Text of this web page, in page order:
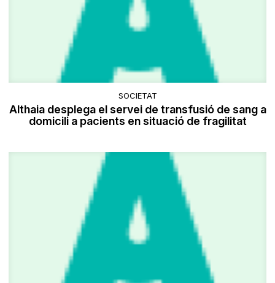
SOCIETAT
Althaia desplega el servei de transfusió de sang a
domicili a pacients en situació de fragilitat